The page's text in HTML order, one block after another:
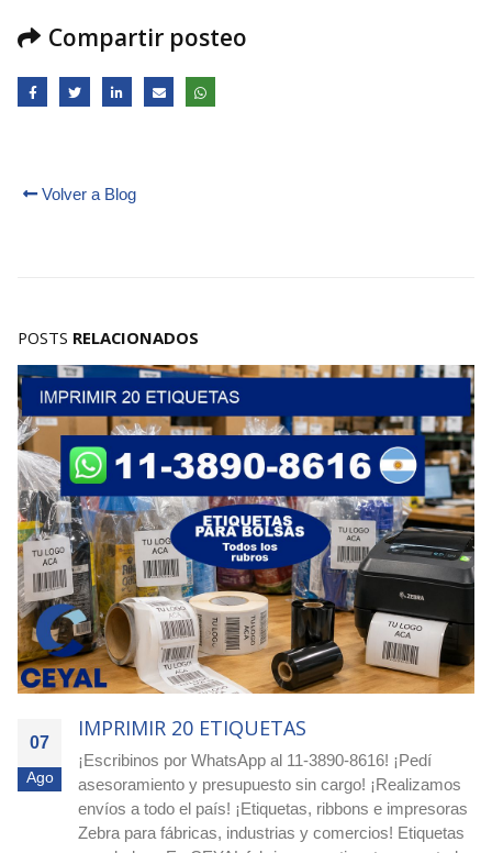
Compartir posteo
Volver a Blog
POSTS RELACIONADOS
07
Ago
IMPRIMIR 1250 ETIQUETAS
Ordená hoy - Argentina! Etiquetas redondas para -
Dietéticas / Fruterías / Proveedurías ¡Comprá etiquetas
circulares blancas o impresas en Ceyal y destacá tus
productos! Si buscás etiquetas circulares blancas o